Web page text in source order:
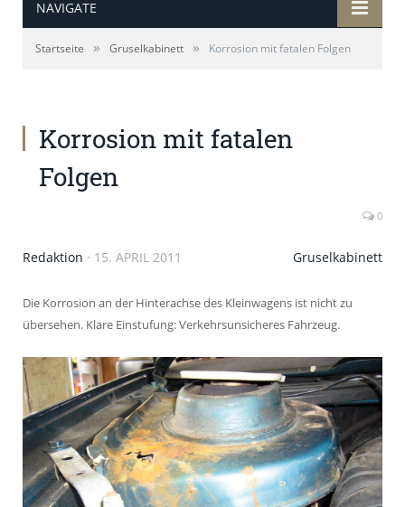
NAVIGATE
Startseite » Gruselkabinett » Korrosion mit fatalen Folgen
Korrosion mit fatalen
Folgen
0
Redaktion · 15. APRIL 2011 Gruselkabinett
Die Korrosion an der Hinterachse des Kleinwagens ist nicht zu
übersehen. Klare Einstufung: Verkehrsunsicheres Fahrzeug.